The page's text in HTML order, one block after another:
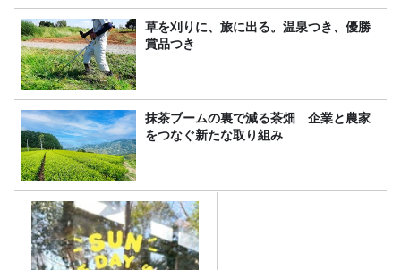
草を刈りに、旅に出る。温泉つき、優勝
賞品つき
抹茶ブームの裏で減る茶畑 企業と農家
をつなぐ新たな取り組み